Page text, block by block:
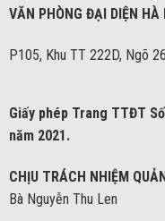
VĂN PHÒNG ĐẠI DIỆN HÀ
P105, Khu TT 222D, Ngõ
Giấy phép Trang TTĐT
năm 2021.
CHỊU TRÁCH NHIỆM
Bà Nguyễn Thu Len